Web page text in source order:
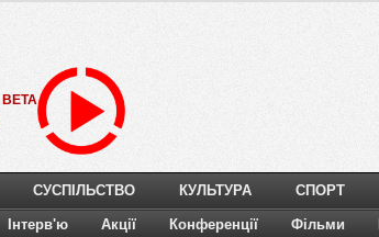
BETA
СУСПІЛЬСТВО КУЛЬТУРА СПОРТ
Інтерв'ю Акції Конференції Фільми